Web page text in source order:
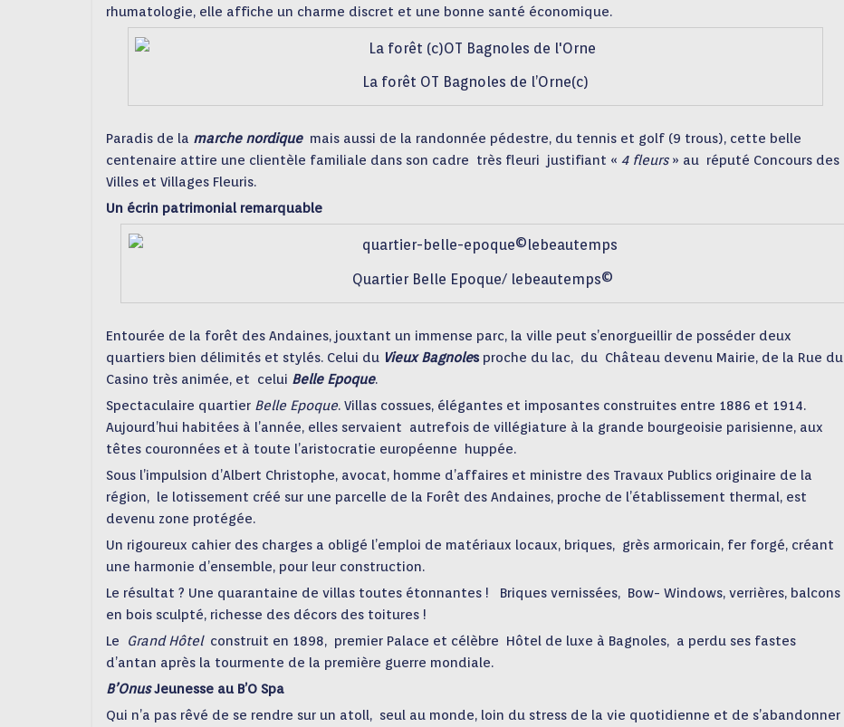
rhumatologie, elle affiche un charme discret et une bonne santé économique.
La forêt OT Bagnoles de l’Orne(c)
Paradis de la marche nordique mais aussi de la randonnée pédestre, du tennis et golf (9 trous), cette belle
centenaire attire une clientèle familiale dans son cadre très fleuri justifiant « 4 fleurs» au réputé Concours des
Villes et Villages Fleuris.
Un écrin patrimonial remarquable
Quartier Belle Epoque/ lebeautemps©
Entourée de la forêt des Andaines, jouxtant un immense parc, la ville peut s’enorgueillir de posséder deux
quartiers bien délimités et stylés. Celui du Vieux Bagnoles proche du lac, du Château devenu Mairie, de la Rue du
Casino très animée, et celui Belle Epoque.
Spectaculaire quartier Belle Epoque. Villas cossues, élégantes et imposantes construites entre 1886 et 1914.
Aujourd’hui habitées à l’année, elles servaient autrefois de villégiature à la grande bourgeoisie parisienne, aux
têtes couronnées et à toute l’aristocratie européenne huppée.
Sous l’impulsion d’Albert Christophe, avocat, homme d’affaires et ministre des Travaux Publics originaire de la
région, le lotissement créé sur une parcelle de la Forêt des Andaines, proche de l’établissement thermal, est
devenu zone protégée.
Un rigoureux cahier des charges a obligé l’emploi de matériaux locaux, briques, grès armoricain, fer forgé, créant
une harmonie d’ensemble, pour leur construction.
Le résultat ? Une quarantaine de villas toutes étonnantes ! Briques vernissées, Bow- Windows, verrières, balcons
en bois sculpté, richesse des décors des toitures !
Le
Grand Hôtelconstruit en 1898, premier Palace et célèbre Hôtel de luxe à Bagnoles, a perdu ses fastes
d’antan après la tourmente de la première guerre mondiale.
B’OnusJeunesse au B’O Spa
Qui n’a pas rêvé de se rendre sur un atoll, seul au monde, loin du stress de la vie quotidienne et de s’abandonner